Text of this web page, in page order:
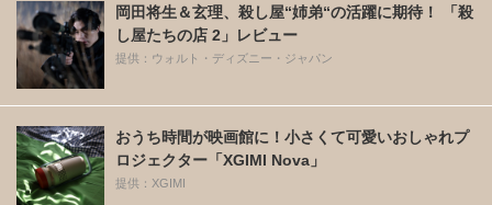
岡田将生＆玄理、殺し屋“姉弟“の活躍に期待！ 「殺
し屋たちの店 2」レビュー
提供：ウォルト・ディズニー・ジャパン
おうち時間が映画館に！小さくて可愛いおしゃれプ
ロジェクター「XGIMI Nova」
提供：XGIMI